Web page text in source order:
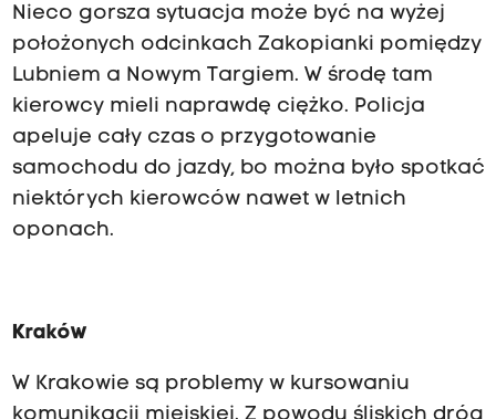
Nieco gorsza sytuacja może być na wyżej
położonych odcinkach Zakopianki pomiędzy
Lubniem a Nowym Targiem. W środę tam
kierowcy mieli naprawdę ciężko. Policja
apeluje cały czas o przygotowanie
samochodu do jazdy, bo można było spotkać
niektórych kierowców nawet w letnich
oponach.
Kraków
W Krakowie są problemy w kursowaniu